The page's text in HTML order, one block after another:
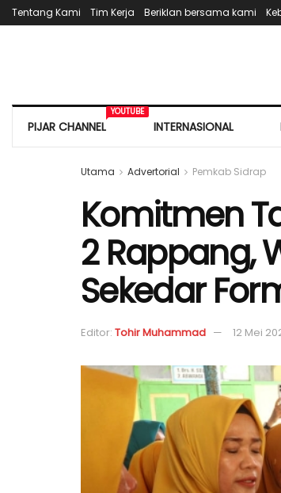
Tentang Kami Tim Kerja Beriklan bersama kami
PIJAR CHANNEL
YOUTUBE
INTERNASIONAL
Utama Advertorial Pemkab Sidrap
Komitmen
2 Rappang,
Sekedar
Editor: Tohir Muhammad 12 Mei